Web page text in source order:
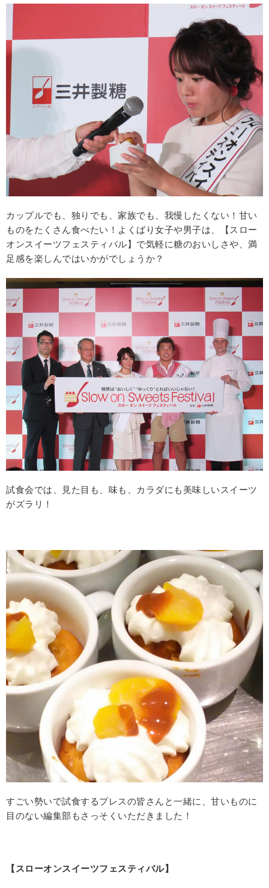
カップルでも、独りでも、家族でも、我慢したくない！甘い
ものをたくさん食べたい！よくばり女子や男子は、【スロー
オンスイーツフェスティバル】で気軽に糖のおいしさや、満
足感を楽しんではいかがでしょうか？
試食会では、見た目も、味も、カラダにも美味しいスイーツ
がズラリ！
すごい勢いで試食するプレスの皆さんと一緒に、甘いものに
目のない編集部もさっそくいただきました！
【スローオンスイーツフェスティバル】